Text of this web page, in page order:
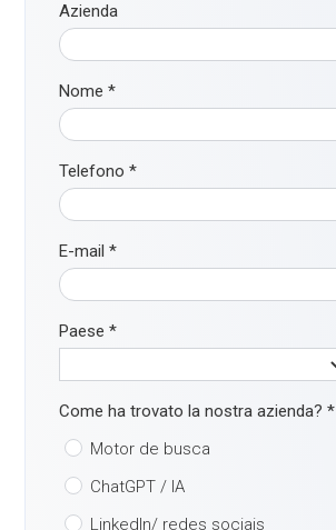
Azienda
Nome*
Telefono*
E-mail*
Paese*
Come ha trovato la nostra azienda?*
Motor de busca
ChatGPT / IA
LinkedIn/ redes sociais